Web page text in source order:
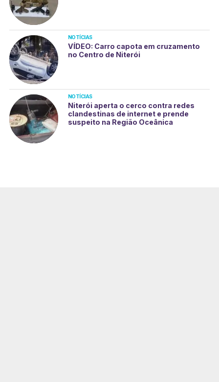
NOTÍCIAS
VÍDEO: Carro capota em cruzamento
no Centro de Niterói
NOTÍCIAS
Niterói aperta o cerco contra redes
clandestinas de internet e prende
suspeito na Região Oceânica